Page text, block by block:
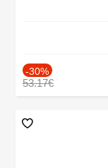
-30%
53.17€